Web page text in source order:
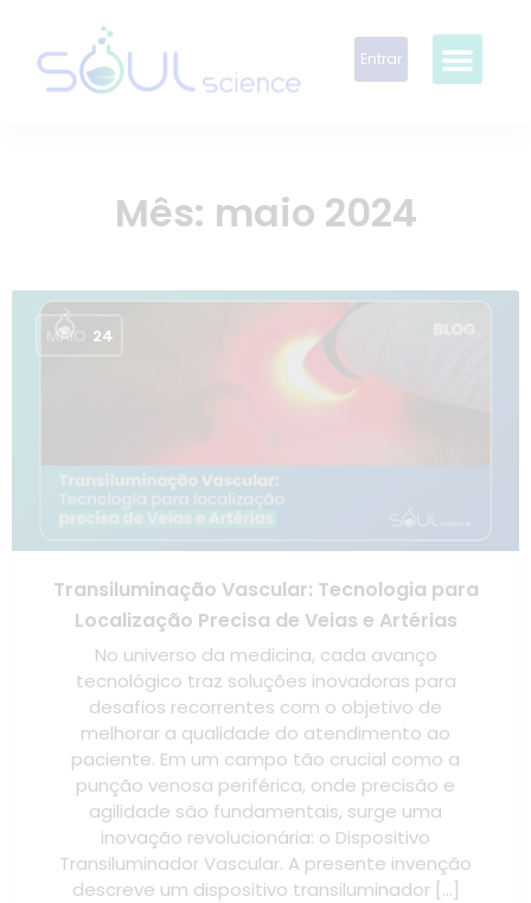
Entrar
Mês: maio 2024
MAIO 24
Transiluminação Vascular: Tecnologia para
Localização Precisa de Veias e Artérias
No universo da medicina, cada avanço
tecnológico traz soluções inovadoras para
desafios recorrentes com o objetivo de
melhorar a qualidade do atendimento ao
paciente. Em um campo tão crucial como a
punção venosa periférica, onde precisão e
agilidade são fundamentais, surge uma
inovação revolucionária: o Dispositivo
Transiluminador Vascular. A presente invenção
descreve um dispositivo transiluminador […]